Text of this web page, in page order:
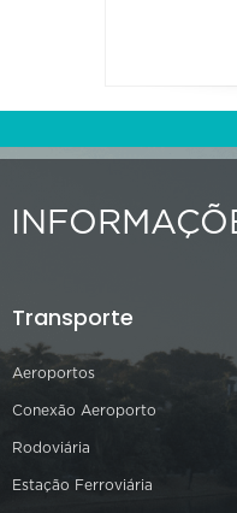
Transporte
Aeroportos
Conexão Aeroporto
Rodoviária
Estação Ferroviária